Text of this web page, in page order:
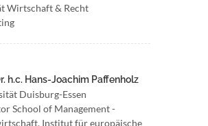
Wirtschaft & Recht
h.c. Hans-Joachim Paffenholz
Duisburg-Essen
School of Management -
Institut für europäische